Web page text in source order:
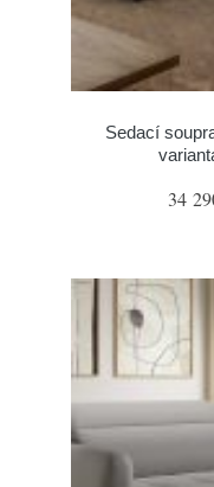
Sedací
34